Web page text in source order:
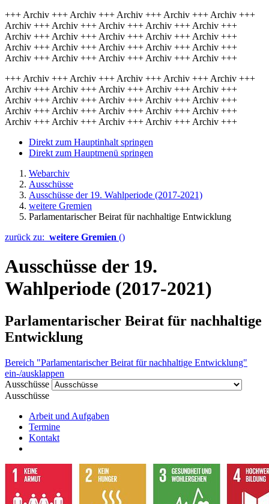
+++ Archiv +++ Archiv +++ Archiv +++ Archiv +++ Archiv +++
Archiv +++ Archiv +++ Archiv +++ Archiv +++ Archiv +++
Archiv +++ Archiv +++ Archiv +++ Archiv +++ Archiv +++
Archiv +++ Archiv +++ Archiv +++ Archiv +++ Archiv +++
Archiv +++ Archiv +++ Archiv +++ Archiv +++ Archiv +++
+++ Archiv +++ Archiv +++ Archiv +++ Archiv +++ Archiv +++
Archiv +++ Archiv +++ Archiv +++ Archiv +++ Archiv +++
Archiv +++ Archiv +++ Archiv +++ Archiv +++ Archiv +++
Archiv +++ Archiv +++ Archiv +++ Archiv +++ Archiv +++
Archiv +++ Archiv +++ Archiv +++ Archiv +++ Archiv +++
Direkt zum Hauptinhalt springen
Direkt zum Hauptmenü springen
Webarchiv
Ausschüsse
Ausschüsse der 19. Wahlperiode (2017-2021)
weitere Gremien
Parlamentarischer Beirat für nachhaltige Entwicklung
zurück zu: weitere Gremien ()
Ausschüsse der 19.
Wahlperiode (2017-2021)
Parlamentarischer Beirat für nachhaltige
Entwicklung
Bereich "Parlamentarischer Beirat für nachhaltige Entwicklung"
ein-/ausklappen
Ausschüsse
Ausschüsse
Arbeit und Aufgaben
Termine
Kontakt